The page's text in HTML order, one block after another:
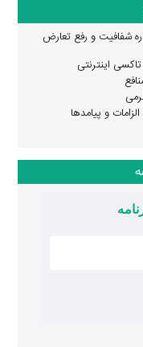
شفافیت و رفع تعارض
تاکسی اینترنتی
و پیامدها